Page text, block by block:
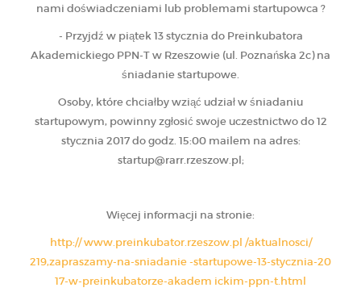
nami doświadczeniami lub problemami startupowca ?
- Przyjdź w piątek 13 stycznia do Preinkubatora
Akademickiego PPN-T w Rzeszowie (ul. Poznańska 2c) na
śniadanie startupowe.
Osoby, które chciałby wziąć udział w śniadaniu
startupowym, powinny zgłosić swoje uczestnictwo do 12
stycznia 2017 do godz. 15:00 mailem na adres:
startup@rarr.rzeszow.pl;
Więcej informacji na stronie:
http://www.preinkubator.rzeszow.pl /aktualnosci/
219,zapraszamy-na-sniadanie-startupowe-13-stycznia-20
17-w-preinkubatorze-akadem ickim-ppn-t.html